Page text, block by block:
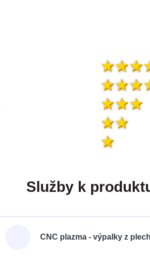
Služby k
CNC plazma - výpalky z